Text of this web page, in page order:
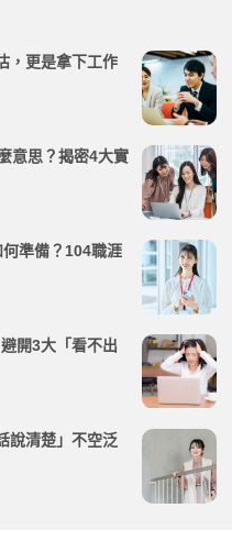
，更是拿下工作
意思？揭密4大實
準備？104職涯
開3大「看不出
說清楚」不空泛